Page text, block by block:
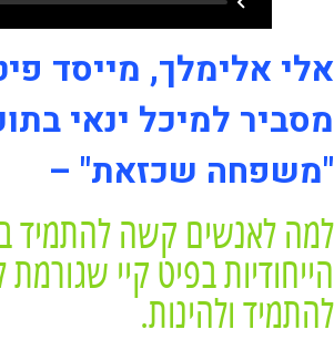
אלי אלימלך, מייסד
מסביר למיכל ינאי
"משפחה שכזאת" –
למה לאנשים קשה להתמיד
הייחודיות בפיט קיי
להתמיד ולהינות.